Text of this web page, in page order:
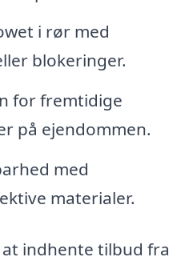
i rør med
blokeringer.
for fremtidige
på ejendommen.
med
materialer.
indhente tilbud fra